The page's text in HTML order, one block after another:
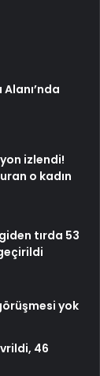
izlendi!
o kadın
tırda 53
yok
46